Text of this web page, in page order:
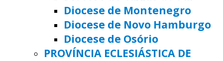
Diocese de Montenegro
Diocese de Novo Hamburgo
Diocese de Osório
PROVÍNCIA ECLESIÁSTICA DE